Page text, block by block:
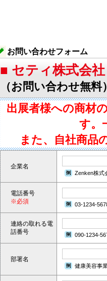
お問い合わせフォーム
■ セティ株式会社
（お問い合わせ無料
出展者様への商材
す。
また、自社商品
企業名
Zenken株式
電話番号
※必須
03-1234-
連絡の取れる電
話番号
090-1234-
部署名
健康美容事